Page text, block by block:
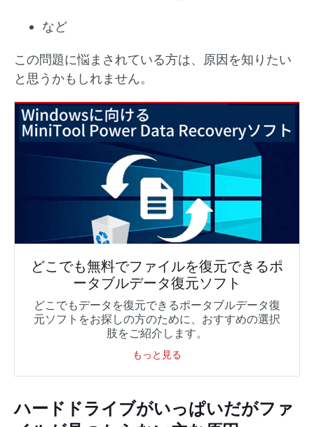
など
この問題に悩まされている方は、原因を知りたい
と思うかもしれません。
どこでも無料でファイルを復元できるポ
ータブルデータ復元ソフト
どこでもデータを復元できるポータブルデータ復
元ソフトをお探しの方のために、おすすめの選択
肢をご紹介します。
もっと見る
ハードドライブがいっぱいだがファ